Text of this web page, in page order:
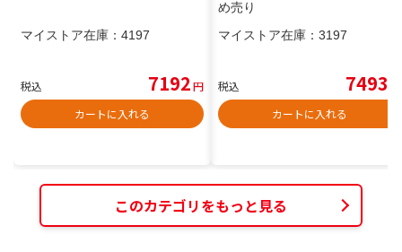
マイストア在庫： 4197
税込 7192円
カートに入れる
め売り
マイストア在庫： 3197
税込 7493
カートに入れる
このカテゴリをもっと見る